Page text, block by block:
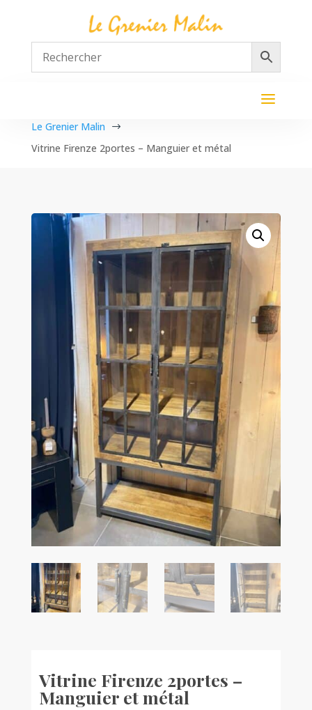
Le Grenier Malin $
Vitrine Firenze 2portes – Manguier et métal
Vitrine Firenze 2portes –
Manguier et métal